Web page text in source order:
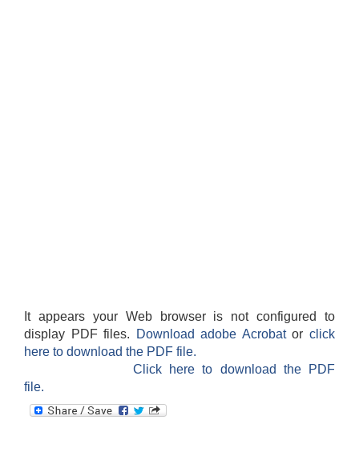
It appears your Web browser is not configured to
display PDF files.
Download adobe Acrobatorclick
here to download the PDF file.
Click here to download the PDF
file.